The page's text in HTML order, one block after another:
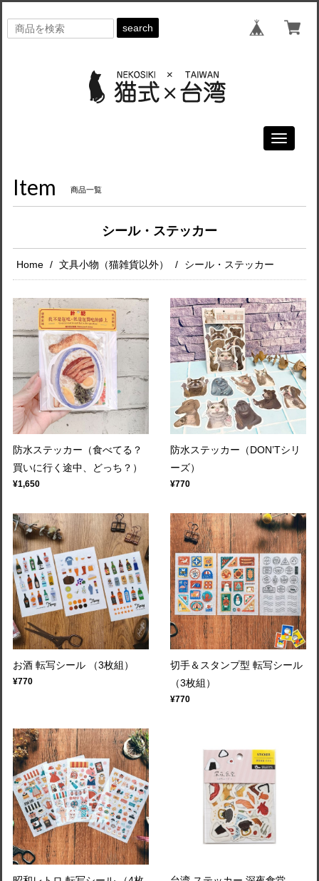
search
Toggle
Item 商品一覧
シール・ステッカー
Home 文具小物（猫雑貨以外） シール・ステッカー
防水ステッカー（食べてる？
買いに行く途中、どっち？）
¥1,650
防水ステッカー（DON’Tシリ
ーズ）
¥770
お酒 転写シール （3枚組）
¥770
切手＆スタンプ型 転写シール
（3枚組）
¥770